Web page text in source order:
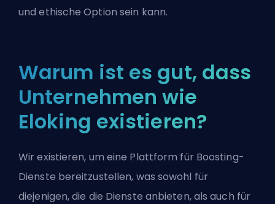
und ethische Option sein kann.
Warum ist es gut, dass
Unternehmen wie
Eloking existieren?
Wir existieren, um eine Plattform für Boosting-
Dienste bereitzustellen, was sowohl für
diejenigen, die die Dienste anbieten, als auch für